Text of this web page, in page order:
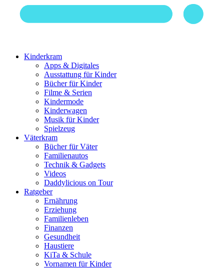
Kinderkram
Apps & Digitales
Ausstattung für Kinder
Bücher für Kinder
Filme & Serien
Kindermode
Kinderwagen
Musik für Kinder
Spielzeug
Väterkram
Bücher für Väter
Familienautos
Technik & Gadgets
Videos
Daddylicious on Tour
Ratgeber
Ernährung
Erziehung
Familienleben
Finanzen
Gesundheit
Haustiere
KiTa & Schule
Vornamen für Kinder